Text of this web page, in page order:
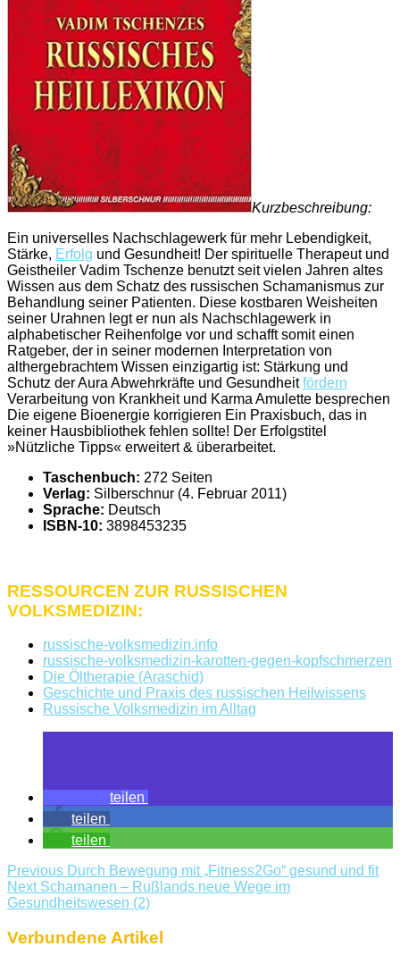
Kurzbeschreibung:
Ein universelles Nachschlagewerk für mehr Lebendigkeit,
Stärke, Erfolg und Gesundheit! Der spirituelle Therapeut und
Geistheiler Vadim Tschenze benutzt seit vielen Jahren altes
Wissen aus dem Schatz des russischen Schamanismus zur
Behandlung seiner Patienten. Diese kostbaren Weisheiten
seiner Urahnen legt er nun als Nachschlagewerk in
alphabetischer Reihenfolge vor und schafft somit einen
Ratgeber, der in seiner modernen Interpretation von
althergebrachtem Wissen einzigartig ist: Stärkung und
Schutz der Aura Abwehrkräfte und Gesundheitfördern
Verarbeitung von Krankheit und Karma Amulette besprechen
Die eigene Bioenergie korrigieren Ein Praxisbuch, das in
keiner Hausbibliothek fehlen sollte! Der Erfolgstitel
»Nützliche Tipps« erweitert & überarbeitet.
Taschenbuch: 272 Seiten
Verlag: Silberschnur (4. Februar 2011)
Sprache: Deutsch
ISBN-10: 3898453235
RESSOURCEN ZUR RUSSISCHEN
VOLKSMEDIZIN:
russische-volksmedizin.info
russische-volksmedizin-karotten-gegen-kopfschmerzen
Die Öltherapie (Araschid)
Geschichte und Praxis des russischen Heilwissens
Russische Volksmedizin im Alltag
teilen
teilen
teilen
Previous Durch Bewegung mit „Fitness2Go“ gesund und fit
NextSchamanen – Rußlands neue Wege im
Gesundheitswesen (2)
Verbundene Artikel